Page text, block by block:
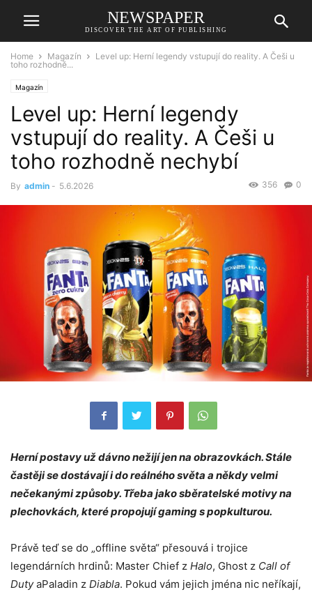
NEWSPAPER
DISCOVER THE ART OF PUBLISHING
Home Magazín
Level up: Herní legendy vstupují do reality. A Češi u
toho rozhodně...
Magazín
Level up: Herní legendy
vstupují do reality. A Češi u
toho rozhodně nechybí
By admin - 5.6.2026 0
356
Herní postavy už dávno nežijí jen na obrazovkách. Stále
častěji se dostávají i do reálného světa a někdy velmi
nečekanými způsoby. Třeba jako sběratelské motivy na
plechovkách, které propojují gaming s popkulturou.
Právě teď se do „offline světa“ přesouvá i trojice
legendárních hrdinů: Master Chief z Halo, Ghost z Call of
DutyaPaladin z Diabla. Pokud vám jejich jména nic neříkají,